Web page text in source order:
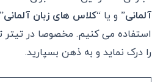
آلمانی” و یا “کلاس های زبان آلمانی
استفاده می کنیم. مخصوصا در
را درک نماید و به ذهن بسپارید.